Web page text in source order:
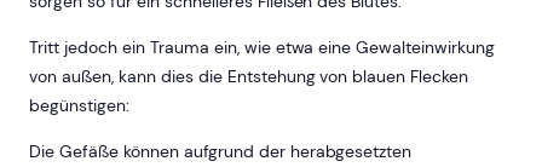
Tritt jedoch ein Trauma ein, wie etwa eine Gewalteinwirkung
von außen, kann dies die Entstehung von blauen Flecken
begünstigen:
Die Gefäße können aufgrund der herabgesetzten